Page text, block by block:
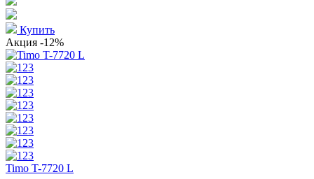
Купить
Акция -12%
Timo T-7720 L